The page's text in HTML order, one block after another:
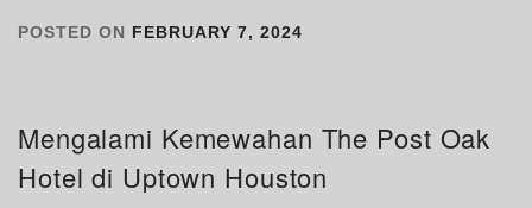
POSTED ON FEBRUARY 7, 2024
Mengalami Kemewahan The Post Oak
Hotel di Uptown Houston